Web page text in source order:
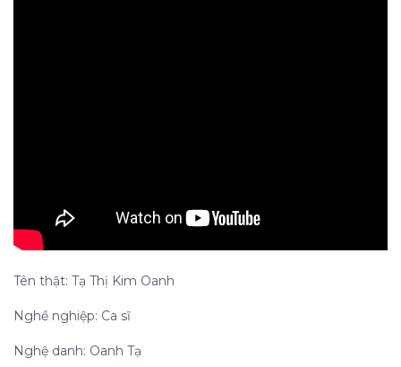
Tên thật: Tạ Thị Kim Oanh
Nghề nghiệp: Ca sĩ
Nghệ danh: Oanh Tạ